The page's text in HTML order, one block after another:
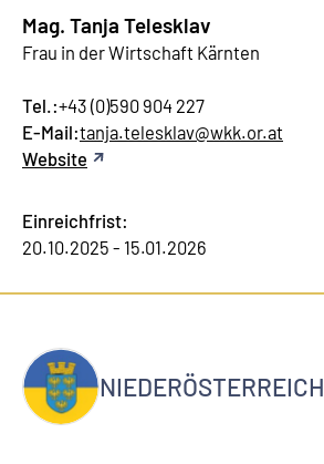
Mag. Tanja Telesklav
Frau in der Wirtschaft Kärnten
Tel.:+43 (0)590 904 227
E-Mail:tanja.telesklav@wkk.or.at
Website
Einreichfrist:
20.10.2025 - 15.01.2026
NIEDERÖSTERREICH